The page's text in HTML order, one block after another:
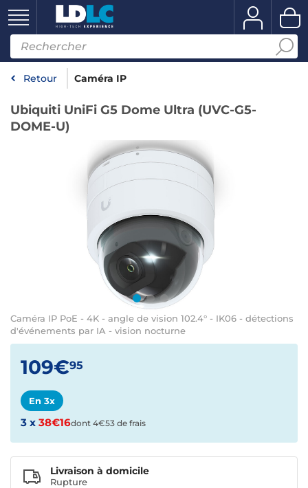
Retour Caméra IP
Ubiquiti UniFi G5 Dome Ultra (UVC-G5-
DOME-U)
Caméra IP PoE - 4K - angle de vision 102.4° - IK06 - détections
d'événements par IA - vision nocturne
109€95
En 3x
3 x 38€16dont 4€53 de frais
Livraison à domicile
Rupture